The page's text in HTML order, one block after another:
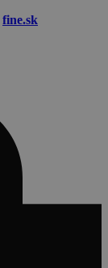
fine.sk